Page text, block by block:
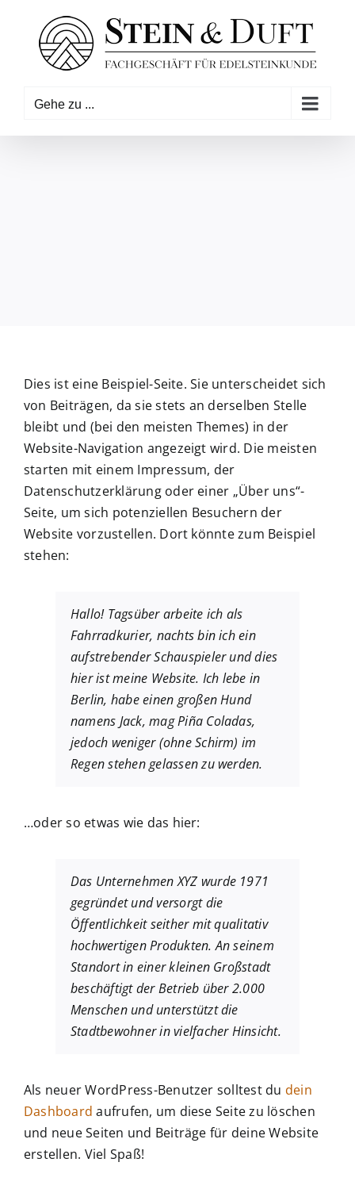
springen
Gehe zu ...
Dies ist eine Beispiel-Seite. Sie unterscheidet sich
von Beiträgen, da sie stets an derselben Stelle
bleibt und (bei den meisten Themes) in der
Website-Navigation angezeigt wird. Die meisten
starten mit einem Impressum, der
Datenschutzerklärung oder einer „Über uns“-
Seite, um sich potenziellen Besuchern der
Website vorzustellen. Dort könnte zum Beispiel
stehen:
Hallo! Tagsüber arbeite ich als
Fahrradkurier, nachts bin ich ein
aufstrebender Schauspieler und dies
hier ist meine Website. Ich lebe in
Berlin, habe einen großen Hund
namens Jack, mag Piña Coladas,
jedoch weniger (ohne Schirm) im
Regen stehen gelassen zu werden.
…oder so etwas wie das hier:
Das Unternehmen XYZ wurde 1971
gegründet und versorgt die
Öffentlichkeit seither mit qualitativ
hochwertigen Produkten. An seinem
Standort in einer kleinen Großstadt
beschäftigt der Betrieb über 2.000
Menschen und unterstützt die
Stadtbewohner in vielfacher Hinsicht.
Als neuer WordPress-Benutzer solltest du dein
Dashboard aufrufen, um diese Seite zu löschen
und neue Seiten und Beiträge für deine Website
erstellen. Viel Spaß!